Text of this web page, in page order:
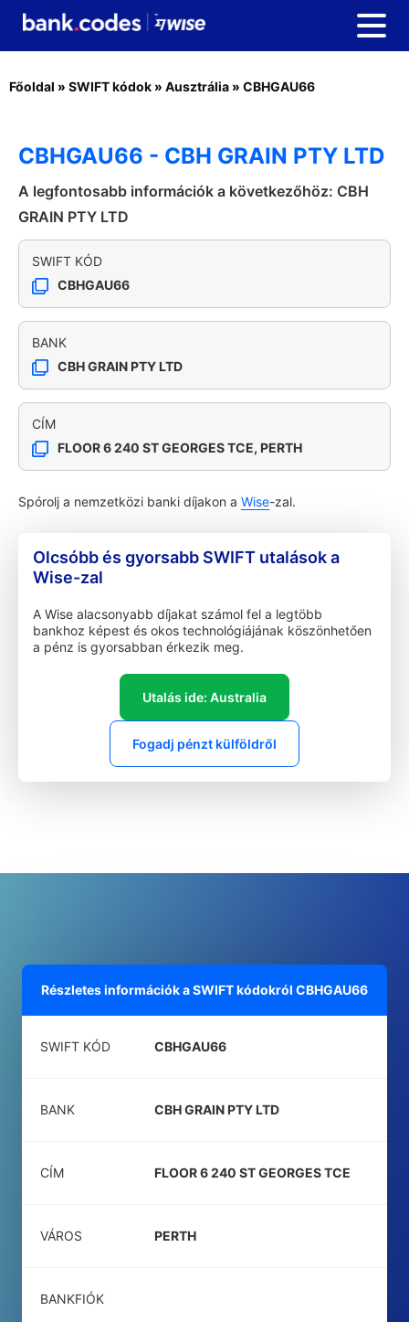
Főoldal » SWIFT kódok » Ausztrália » CBHGAU66
CBHGAU66 - CBH GRAIN PTY LTD
A legfontosabb információk a következőhöz: CBH
GRAIN PTY LTD
SWIFT KÓD
CBHGAU66
BANK
CBH GRAIN PTY LTD
CÍM
FLOOR 6 240 ST GEORGES TCE, PERTH
Spórolj a nemzetközi banki díjakon a Wise-zal.
Olcsóbb és gyorsabb SWIFT utalások a
Wise-zal
A Wise alacsonyabb díjakat számol fel a legtöbb
bankhoz képest és okos technológiájának köszönhetően
a pénz is gyorsabban érkezik meg.
Utalás ide: Australia
Fogadj pénzt külföldről
Részletes információk a SWIFT kódokról CBHGAU66
SWIFT KÓD CBHGAU66
BANK CBH GRAIN PTY LTD
CÍM FLOOR 6 240 ST GEORGES TCE
VÁROS PERTH
BANKFIÓK